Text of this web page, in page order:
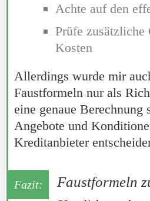
Achte auf den
Prüfe zusätzliche
Kosten
Allerdings wurde mir
Faustformeln nur als
eine genaue
Angebote und
Kreditanbieter
Faustformeln